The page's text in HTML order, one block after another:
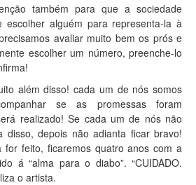
também para que a sociedade
escolher alguém para representa-la à
avaliar muito bem os prós e
escolher um número, preenche-lo
além disso! cada um de nós somos
se as promessas foram
realizado! Se cada um de nós não
disso, depois não adianta ficar bravo!
for feito, ficaremos quatro anos com a
á “alma para o diabo”. “CUIDADO.
o artista.